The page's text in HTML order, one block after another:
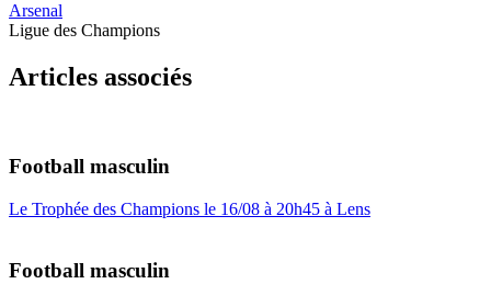
Arsenal
Ligue des Champions
Articles associés
Football masculin
Le Trophée des Champions le 16/08 à 20h45 à Lens
Football masculin